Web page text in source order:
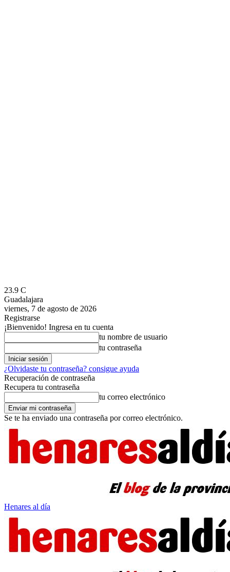
23.9 C
Guadalajara
viernes, 7 de agosto de 2026
Registrarse
¡Bienvenido! Ingresa en tu cuenta
tu nombre de usuario
tu contraseña
¿Olvidaste tu contraseña? consigue ayuda
Recuperación de contraseña
Recupera tu contraseña
tu correo electrónico
Se te ha enviado una contraseña por correo electrónico.
Henares al día